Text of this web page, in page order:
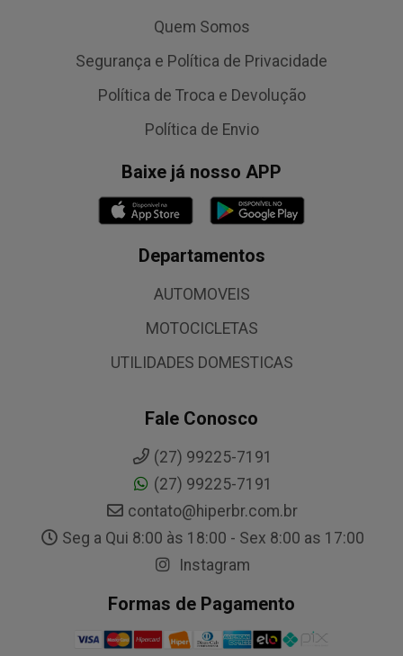
Quem Somos
Segurança e Política de Privacidade
Política de Troca e Devolução
Política de Envio
Baixe já nosso APP
Departamentos
AUTOMOVEIS
MOTOCICLETAS
UTILIDADES DOMESTICAS
Fale Conosco
(27) 99225-7191
(27) 99225-7191
contato@hiperbr.com.br
Seg a Qui 8:00 às 18:00 - Sex 8:00 as 17:00
Instagram
Formas de Pagamento